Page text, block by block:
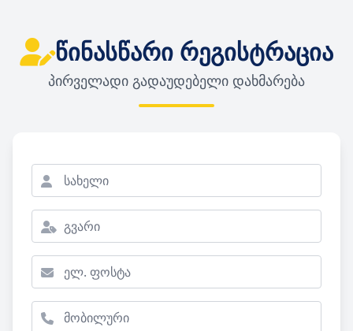
წინასწარი რეგისტრაცია
პირველადი გადაუდებელი დახმარება